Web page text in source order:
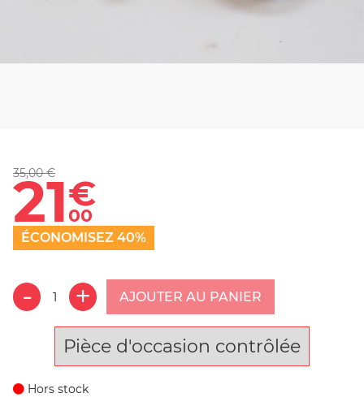
35,00 €
21€
00
ÉCONOMISEZ 40%
AJOUTER AU PANIER
Pièce d'occasion contrôlée
Hors stock